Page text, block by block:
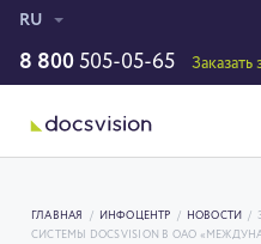
RU
8 800 505-05-65 Заказать
ГЛАВНАЯ / ИНФОЦЕНТР / НОВОСТИ /
СИСТЕМЫ DOCSVISION В ОАО